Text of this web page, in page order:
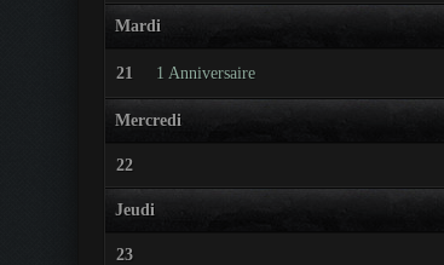
Mardi
21 1 Anniversaire
Mercredi
22
Jeudi
23